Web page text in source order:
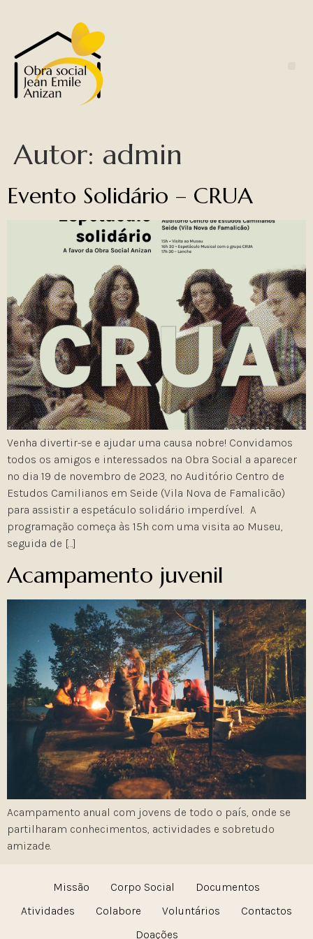
Autor: admin
Evento Solidário – CRUA
Venha divertir-se e ajudar uma causa nobre! Convidamos
todos os amigos e interessados na Obra Social a aparecer
no dia 19 de novembro de 2023, no Auditório Centro de
Estudos Camilianos em Seide (Vila Nova de Famalicão)
para assistir a espetáculo solidário imperdível. A
programação começa às 15h com uma visita ao Museu,
seguida de […]
Acampamento juvenil
Acampamento anual com jovens de todo o país, onde se
partilharam conhecimentos, actividades e sobretudo
amizade.
Missão Corpo Social
Documentos
Atividades
Colabore Voluntários
Contactos
Doações